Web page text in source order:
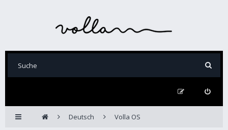
Deutsch Volla OS